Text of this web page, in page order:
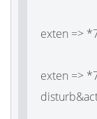
exten =>
exten =>